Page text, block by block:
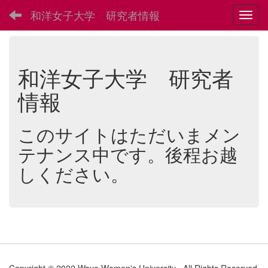
和洋女子大学 研究者情報
和洋女子大学 研究者
情報
このサイトはただいまメン
テナンス中です。後程お越
しください。